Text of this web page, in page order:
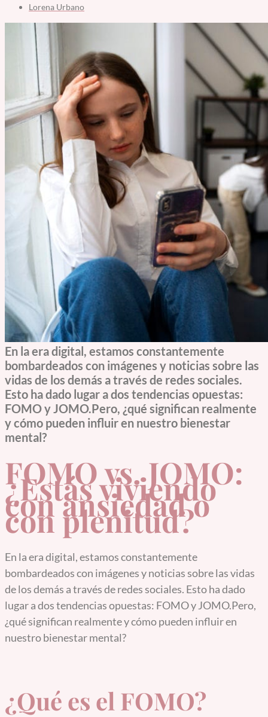
Lorena Urbano
En la era digital, estamos constantemente
bombardeados con imágenes y noticias sobre las
vidas de los demás a través de redes sociales.
Esto ha dado lugar a dos tendencias opuestas:
FOMO y JOMO.Pero, ¿qué significan realmente
y cómo pueden influir en nuestro bienestar
mental?
FOMO vs. JOMO:
¿Estás viviendo
con ansiedad o
con plenitud?
En la era digital, estamos constantemente
bombardeados con imágenes y noticias sobre las vidas
de los demás a través de redes sociales. Esto ha dado
lugar a dos tendencias opuestas: FOMO y JOMO.Pero,
¿qué significan realmente y cómo pueden influir en
nuestro bienestar mental?
¿Qué es el FOMO?